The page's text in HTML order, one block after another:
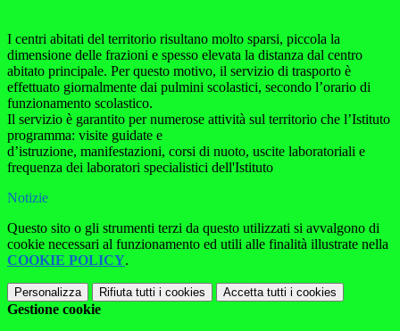
I centri abitati del territorio risultano molto sparsi, piccola la
dimensione delle frazioni e spesso elevata la distanza dal centro
abitato principale. Per questo motivo, il servizio di trasporto è
effettuato giornalmente dai pulmini scolastici, secondo l’orario di
funzionamento scolastico.
Il servizio è garantito per numerose attività sul territorio che l’Istituto
programma: visite guidate e
d’istruzione, manifestazioni, corsi di nuoto, uscite laboratoriali e
frequenza dei laboratori specialistici dell'Istituto
Notizie
Questo sito o gli strumenti terzi da questo utilizzati si avvalgono di
cookie necessari al funzionamento ed utili alle finalità illustrate nella
COOKIE POLICY.
Personalizza Rifiuta tutti i cookies Accetta tutti i cookies
Gestione cookie